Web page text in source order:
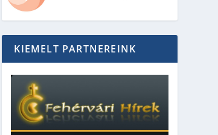
KIEMELT PARTNEREINK